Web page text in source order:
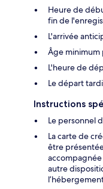
Heure de
fin de
L'arrivée
Âge minimum
L'heure de
Le départ
Instructions
Le personnel
La carte de
être
autre